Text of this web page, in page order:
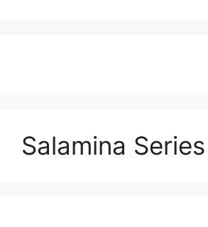
Salamina Series